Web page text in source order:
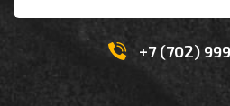
+7 (702)